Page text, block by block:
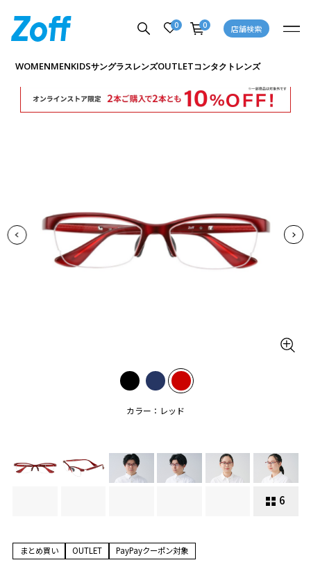
0 0 店舗検索
WOMENMENKIDSサングラスレンズOUTLETコンタクトレンズ
カラー：レッド
6
商品詳細ページへ
まとめ買い OUTLET PayPayクーポン対象